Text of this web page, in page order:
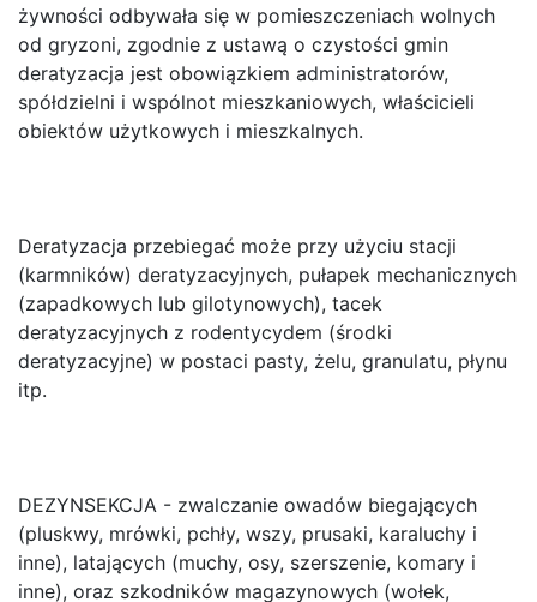
żywności odbywała się w pomieszczeniach wolnych
od gryzoni, zgodnie z ustawą o czystości gmin
deratyzacja jest obowiązkiem administratorów,
spółdzielni i wspólnot mieszkaniowych, właścicieli
obiektów użytkowych i mieszkalnych.
Deratyzacja przebiegać może przy użyciu stacji
(karmników) deratyzacyjnych, pułapek mechanicznych
(zapadkowych lub gilotynowych), tacek
deratyzacyjnych z rodentycydem (środki
deratyzacyjne) w postaci pasty, żelu, granulatu, płynu
itp.
DEZYNSEKCJA - zwalczanie owadów biegających
(pluskwy, mrówki, pchły, wszy, prusaki, karaluchy i
inne), latających (muchy, osy, szerszenie, komary i
inne), oraz szkodników magazynowych (wołek,